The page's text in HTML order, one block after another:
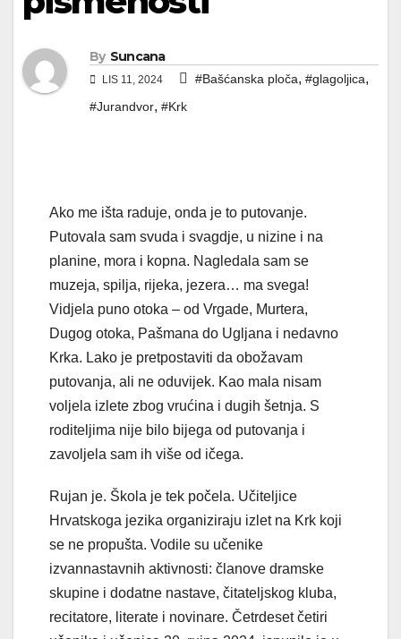
By Suncana
LIS 11, 2024 #Bašćanska ploča, #glagoljica,
#Jurandvor, #Krk
Ako me išta raduje, onda je to putovanje.
Putovala sam svuda i svagdje, u nizine i na
planine, mora i kopna. Nagledala sam se
muzeja, spilja, rijeka, jezera… ma svega!
Vidjela puno otoka – od Vrgade, Murtera,
Dugog otoka, Pašmana do Ugljana i nedavno
Krka. Lako je pretpostaviti da obožavam
putovanja, ali ne oduvijek. Kao mala nisam
voljela izlete zbog vrućina i dugih šetnja. S
roditeljima nije bilo bijega od putovanja i
zavoljela sam ih više od ičega.
Rujan je. Škola je tek počela. Učiteljice
Hrvatskoga jezika organiziraju izlet na Krk koji
se ne propušta. Vodile su učenike
izvannastavnih aktivnosti: članove dramske
skupine i dodatne nastave, čitateljskog kluba,
recitatore, literate i novinare. Četrdeset četiri